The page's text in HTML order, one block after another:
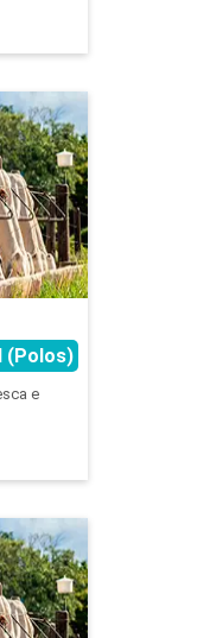
(Polos)
e